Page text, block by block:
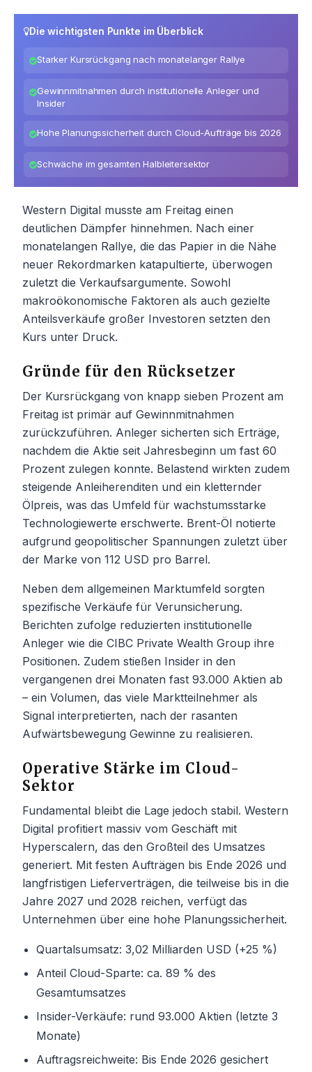
Die wichtigsten Punkte im Überblick
Starker Kursrückgang nach monatelanger Rallye
Gewinnmitnahmen durch institutionelle Anleger und
Insider
Hohe Planungssicherheit durch Cloud-Aufträge bis 2026
Schwäche im gesamten Halbleitersektor
Western Digital musste am Freitag einen
deutlichen Dämpfer hinnehmen. Nach einer
monatelangen Rallye, die das Papier in die Nähe
neuer Rekordmarken katapultierte, überwogen
zuletzt die Verkaufsargumente. Sowohl
makroökonomische Faktoren als auch gezielte
Anteilsverkäufe großer Investoren setzten den
Kurs unter Druck.
Gründe für den Rücksetzer
Der Kursrückgang von knapp sieben Prozent am
Freitag ist primär auf Gewinnmitnahmen
zurückzuführen. Anleger sicherten sich Erträge,
nachdem die Aktie seit Jahresbeginn um fast 60
Prozent zulegen konnte. Belastend wirkten zudem
steigende Anleiherenditen und ein kletternder
Ölpreis, was das Umfeld für wachstumsstarke
Technologiewerte erschwerte. Brent-Öl notierte
aufgrund geopolitischer Spannungen zuletzt über
der Marke von 112 USD pro Barrel.
Neben dem allgemeinen Marktumfeld sorgten
spezifische Verkäufe für Verunsicherung.
Berichten zufolge reduzierten institutionelle
Anleger wie die CIBC Private Wealth Group ihre
Positionen. Zudem stießen Insider in den
vergangenen drei Monaten fast 93.000 Aktien ab
– ein Volumen, das viele Marktteilnehmer als
Signal interpretierten, nach der rasanten
Aufwärtsbewegung Gewinne zu realisieren.
Operative Stärke im Cloud-
Sektor
Fundamental bleibt die Lage jedoch stabil. Western
Digital profitiert massiv vom Geschäft mit
Hyperscalern, das den Großteil des Umsatzes
generiert. Mit festen Aufträgen bis Ende 2026 und
langfristigen Lieferverträgen, die teilweise bis in die
Jahre 2027 und 2028 reichen, verfügt das
Unternehmen über eine hohe Planungssicherheit.
Quartalsumsatz: 3,02 Milliarden USD (+25 %)
Anteil Cloud-Sparte: ca. 89 % des
Gesamtumsatzes
Insider-Verkäufe: rund 93.000 Aktien (letzte 3
Monate)
Auftragsreichweite: Bis Ende 2026 gesichert